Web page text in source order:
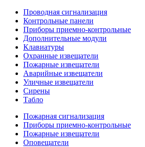
Проводная сигнализация
Контрольные панели
Приборы приемно-контрольные
Дополнительные модули
Клавиатуры
Охранные извещатели
Пожарные извещатели
Аварийные извещатели
Уличные извещатели
Сирены
Табло
Пожарная сигнализация
Приборы приемно-контрольные
Пожарные извещатели
Оповещатели